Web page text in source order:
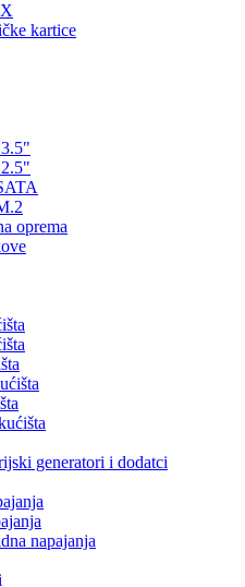
kartice
oprema
generatori i dodatci
napajanja